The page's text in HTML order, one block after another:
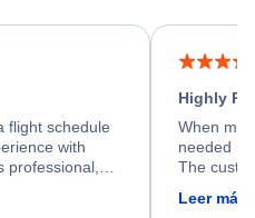
flight schedule
with
professional,
the
and
Highly
When my
needed
The
calm,
Leer más